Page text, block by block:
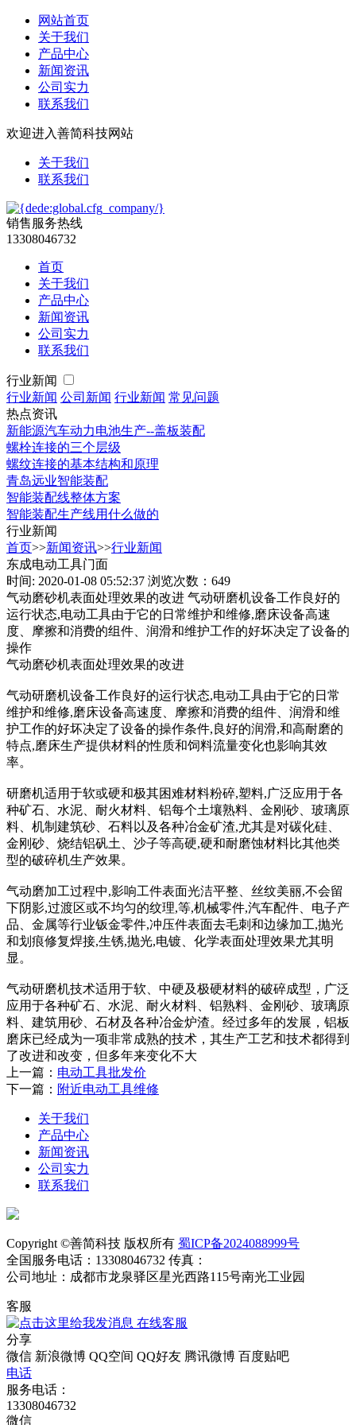
网站首页
关于我们
产品中心
新闻资讯
公司实力
联系我们
欢迎进入善简科技网站
关于我们
联系我们
销售服务热线
13308046732
首页
关于我们
产品中心
新闻资讯
公司实力
联系我们
行业新闻
行业新闻 公司新闻 行业新闻 常见问题
热点资讯
新能源汽车动力电池生产--盖板装配
螺栓连接的三个层级
螺纹连接的基本结构和原理
青岛远业智能装配
智能装配线整体方案
智能装配生产线用什么做的
行业新闻
首页>>新闻资讯>>行业新闻
东成电动工具门面
时间: 2020-01-08 05:52:37 浏览次数：649
气动磨砂机表面处理效果的改进 气动研磨机设备工作良好的
运行状态,电动工具由于它的日常维护和维修,磨床设备高速
度、摩擦和消费的组件、润滑和维护工作的好坏决定了设备的
操作
气动磨砂机表面处理效果的改进
气动研磨机设备工作良好的运行状态,电动工具由于它的日常
维护和维修,磨床设备高速度、摩擦和消费的组件、润滑和维
护工作的好坏决定了设备的操作条件,良好的润滑,和高耐磨的
特点,磨床生产提供材料的性质和饲料流量变化也影响其效
率。
研磨机适用于软或硬和极其困难材料粉碎,塑料,广泛应用于各
种矿石、水泥、耐火材料、铝每个土壤熟料、金刚砂、玻璃原
料、机制建筑砂、石料以及各种冶金矿渣,尤其是对碳化硅、
金刚砂、烧结铝矾土、沙子等高硬,硬和耐磨蚀材料比其他类
型的破碎机生产效果。
气动磨加工过程中,影响工件表面光洁平整、丝纹美丽,不会留
下阴影,过渡区或不均匀的纹理,等,机械零件,汽车配件、电子产
品、金属等行业钣金零件,冲压件表面去毛刺和边缘加工,抛光
和划痕修复焊接,生锈,抛光,电镀、化学表面处理效果尤其明
显。
气动研磨机技术适用于软、中硬及极硬材料的破碎成型，广泛
应用于各种矿石、水泥、耐火材料、铝熟料、金刚砂、玻璃原
料、建筑用砂、石材及各种冶金炉渣。经过多年的发展，铝板
磨床已经成为一项非常成熟的技术，其生产工艺和技术都得到
了改进和改变，但多年来变化不大
上一篇： 电动工具批发价
下一篇： 附近电动工具维修
关于我们
产品中心
新闻资讯
公司实力
联系我们
Copyright ©善简科技 版权所有 蜀ICP备2024088999号
全国服务电话：13308046732 传真：
公司地址：成都市龙泉驿区星光西路115号南光工业园
客服
在线客服
分享
微信 新浪微博 QQ空间 QQ好友 腾讯微博 百度贴吧
电话
服务电话：
13308046732
微信